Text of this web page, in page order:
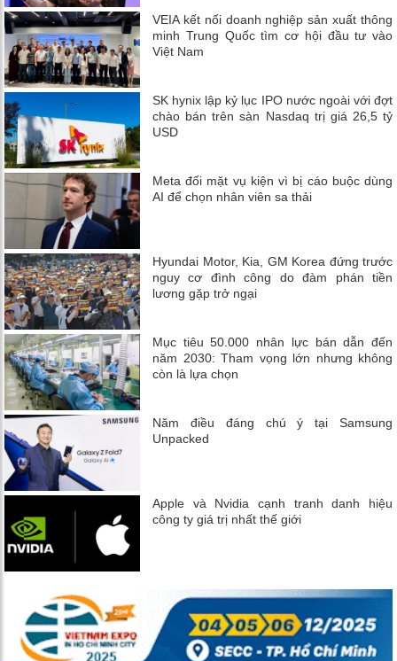
VEIA kết nối doanh nghiệp sản xuất thông
minh Trung Quốc tìm cơ hội đầu tư vào
Việt Nam
SK hynix lập kỷ lục IPO nước ngoài với đợt
chào bán trên sàn Nasdaq trị giá 26,5 tỷ
USD
Meta đối mặt vụ kiện vì bị cáo buộc dùng
AI để chọn nhân viên sa thải
Hyundai Motor, Kia, GM Korea đứng trước
nguy cơ đình công do đàm phán tiền
lương gặp trở ngại
Mục tiêu 50.000 nhân lực bán dẫn đến
năm 2030: Tham vọng lớn nhưng không
còn là lựa chọn
Năm điều đáng chú ý tại Samsung
Unpacked
Apple và Nvidia cạnh tranh danh hiệu
công ty giá trị nhất thế giới